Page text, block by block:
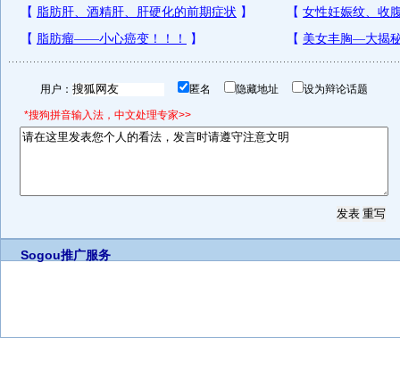
用户： 匿名 隐藏地址 设为辩论话题
*搜狗拼音输入法，中文处理专家>>
Sogou推广服务